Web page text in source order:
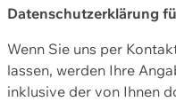
Datenschutzerklärung
Wenn Sie uns per
lassen, werden Ihre
inklusive der von Ihnen